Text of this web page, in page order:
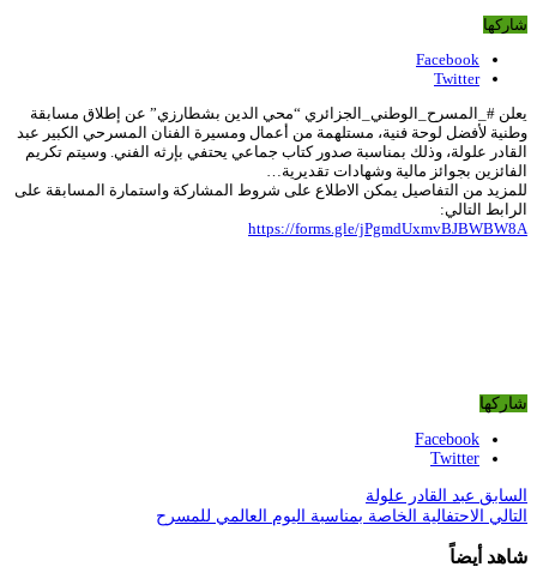
شاركها
Facebook
Twitter
يعلن #_المسرح_الوطني_الجزائري “محي الدين بشطارزي” عن إطلاق مسابقة
وطنية لأفضل لوحة فنية، مستلهمة من أعمال ومسيرة الفنان المسرحي الكبير عبد
القادر علولة، وذلك بمناسبة صدور كتاب جماعي يحتفي بإرثه الفني. وسيتم تكريم
الفائزين بجوائز مالية وشهادات تقديرية…
للمزيد من التفاصيل يمكن الاطلاع على شروط المشاركة واستمارة المسابقة على
الرابط التالي:
https://forms.gle/jPgmdUxmvBJBWBW8A
شاركها
Facebook
Twitter
السابق عبد القادر علولة
التالي الاحتفالية الخاصة بمناسبة اليوم العالمي للمسرح
شاهد أيضاً